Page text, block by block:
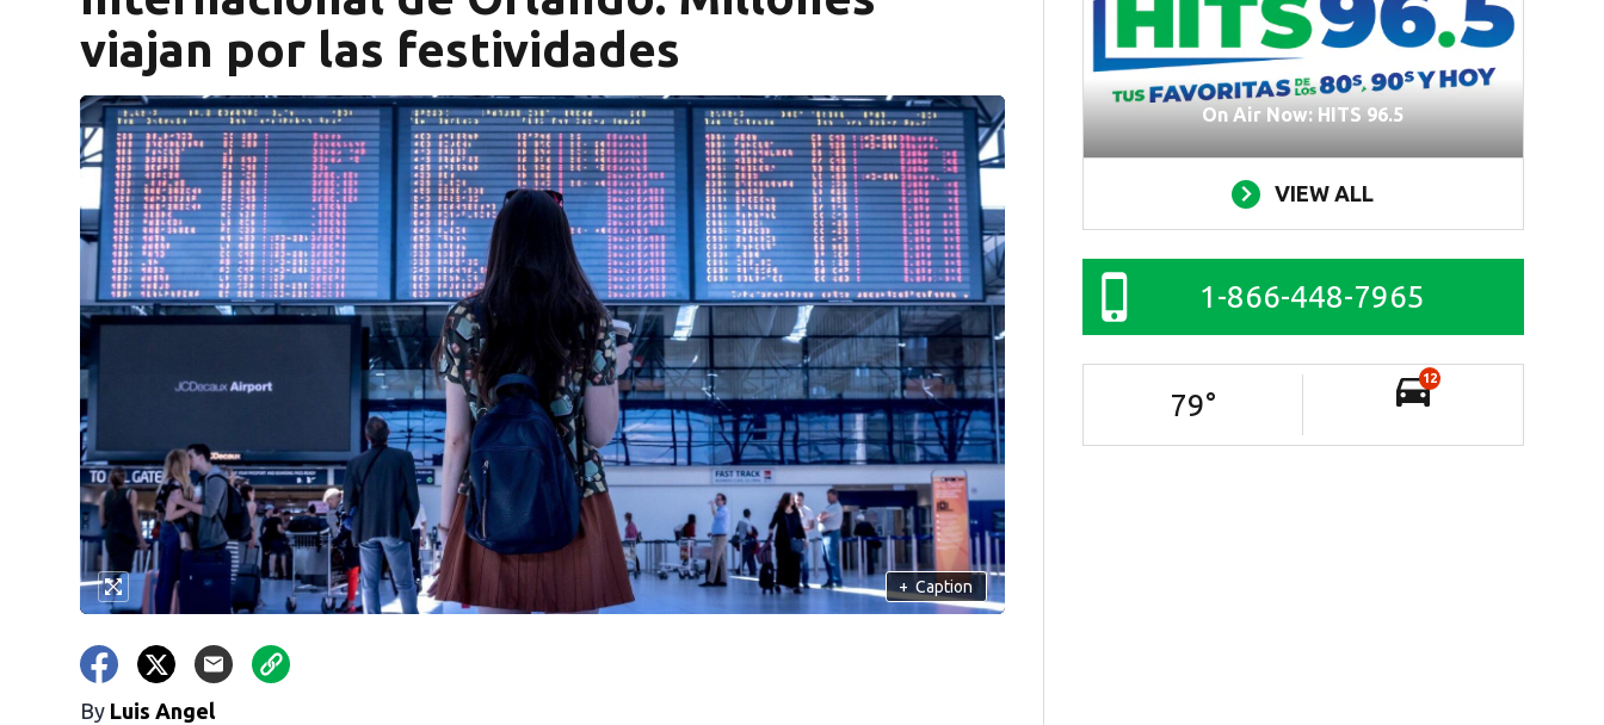
viajan por las festividades
+ Caption
By Luis Angel
On Air Now: HITS 96.5
VIEW ALL
1-866-448-7965
79°
12